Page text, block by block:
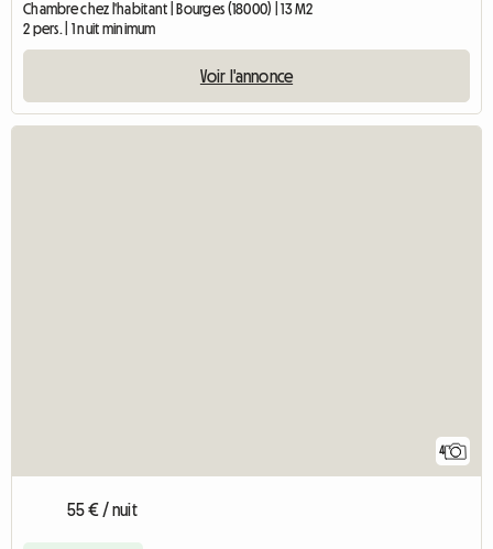
Chambre chez l'habitant | Bourges (18000) | 13 M2
2 pers. | 1 nuit minimum
Voir l'annonce
4
55 € / nuit